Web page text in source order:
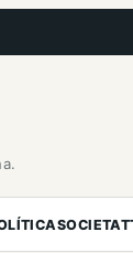
SOCIETAT